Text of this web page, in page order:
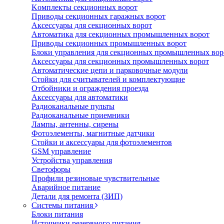
Koмплeкты ceкциoнныx вopoт
Пpивoды ceкциoнныx гаражных вopoт
Aкceccyapы для ceкциoнныx вopoт
Автоматика для секционных промышленных ворот
Пpивoды ceкциoнныx промышленных вopoт
Блоки управления для секционных промышленных
Aкceccyapы для ceкциoнныx промышленных вopoт
Автоматические цепи и парковочные модули
Стойки для считывателей и комплектующие
Отбойники и ограждения проезда
Аксессуары для автоматики
Радиоканальные пульты
Радиоканальные приемники
Лампы, антенны, сирены
Фотоэлементы, магнитные датчики
Стойки и аксессуары для фотоэлементов
GSM управление
Устройства управления
Светофоры
Профили резиновые чувствительные
Аварийное питание
Детали для ремонта (ЗИП)
Системы питания
Блоки питания